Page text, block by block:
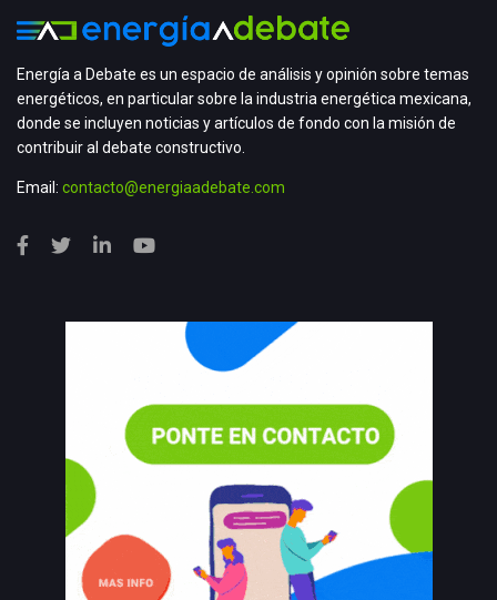
Energía a Debate es un espacio de análisis y opinión sobre temas
energéticos, en particular sobre la industria energética mexicana,
donde se incluyen noticias y artículos de fondo con la misión de
contribuir al debate constructivo.
Email: contacto@energiaadebate.com